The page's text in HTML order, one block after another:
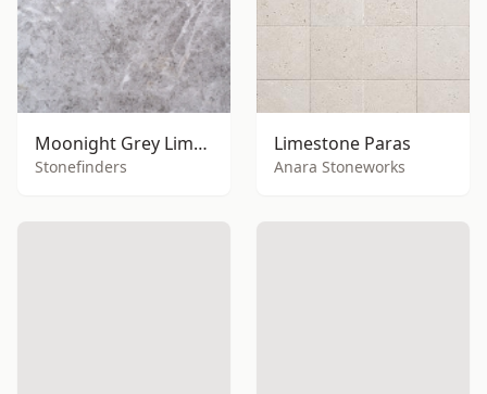
Moonight Grey Limestone - Moonlight Shadow Limesto
Stonefinders
Limestone Paras
Anara Stoneworks